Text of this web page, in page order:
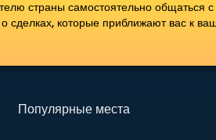
страны самостоятельно общаться
которые приближают вас к
Популярные места